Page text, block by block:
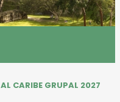
CARIBE GRUPAL 2027